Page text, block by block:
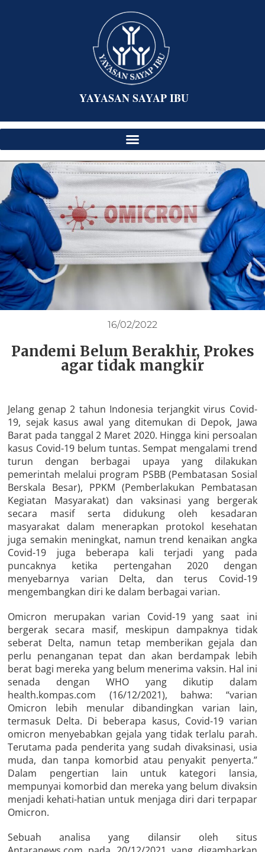
YAYASAN SAYAP IBU
16/02/2022
Pandemi Belum Berakhir, Prokes
agar tidak mangkir
Jelang genap 2 tahun Indonesia terjangkit virus Covid-
19, sejak kasus awal yang ditemukan di Depok, Jawa
Barat pada tanggal 2 Maret 2020. Hingga kini persoalan
kasus Covid-19 belum tuntas. Sempat mengalami trend
turun dengan berbagai upaya yang dilakukan
pemerintah melalui program PSBB (Pembatasan Sosial
Berskala Besar), PPKM (Pemberlakukan Pembatasan
Kegiatan Masyarakat) dan vaksinasi yang bergerak
secara masif serta didukung oleh kesadaran
masyarakat dalam menerapkan protokol kesehatan
juga semakin meningkat, namun trend kenaikan angka
Covid-19 juga beberapa kali terjadi yang pada
puncaknya ketika pertengahan 2020 dengan
menyebarnya varian Delta, dan terus Covid-19
mengembangkan diri ke dalam berbagai varian.
Omicron merupakan varian Covid-19 yang saat ini
bergerak secara masif, meskipun dampaknya tidak
seberat Delta, namun tetap memberikan gejala dan
perlu penanganan tepat dan akan berdampak lebih
berat bagi mereka yang belum menerima vaksin. Hal ini
senada dengan WHO yang dikutip dalam
health.kompas.com (16/12/2021), bahwa: “varian
Omicron lebih menular dibandingkan varian lain,
termasuk Delta. Di beberapa kasus, Covid-19 varian
omicron menyebabkan gejala yang tidak terlalu parah.
Terutama pada penderita yang sudah divaksinasi, usia
muda, dan tanpa komorbid atau penyakit penyerta.”
Dalam pengertian lain untuk kategori lansia,
mempunyai komorbid dan mereka yang belum divaksin
menjadi kehati-hatian untuk menjaga diri dari terpapar
Omicron.
Sebuah analisa yang dilansir oleh situs